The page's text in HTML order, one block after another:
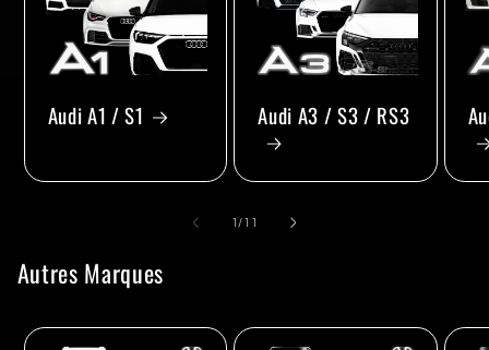
Audi A1 / S1 Audi A3 / S3 / RS3
1 /de
11
Autres Marques